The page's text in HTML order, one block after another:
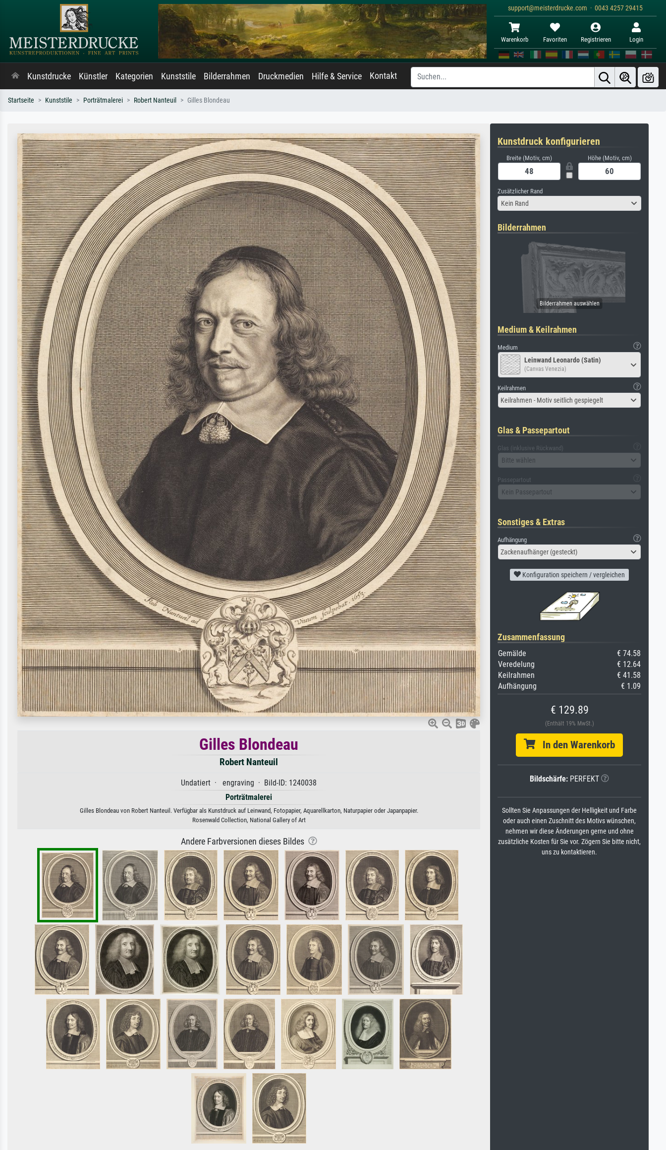
support@meisterdrucke.com · 0043 4257 29415
Warenkorb Favoriten Registrieren Login
Kunstdrucke Künstler Kategorien Kunststile Bilderrahmen Druckmedien Hilfe & Service Kontakt
Startseite Kunststile Porträtmalerei Robert Nanteuil Gilles Blondeau
Gilles Blondeau
Robert Nanteuil
Undatiert · engraving · Bild-ID: 1240038
Porträtmalerei
Gilles Blondeau von Robert Nanteuil. Verfügbar als Kunstdruck auf Leinwand, Fotopapier, Aquarellkarton, Naturpapier oder Japanpapier.
Rosenwald Collection, National Gallery of Art
Andere Farbversionen dieses Bildes
Kunstdruck konfigurieren
Breite (Motiv, cm) Höhe (Motiv, cm)
Zusätzlicher Rand
Kein Rand
Bilderrahmen
Medium & Keilrahmen
Medium
Leinwand Leonardo (Satin)
(Canvas Venezia)
Keilrahmen
Keilrahmen - Motiv seitlich gespiegelt
Glas & Passepartout
Glas (inklusive Rückwand)
Bitte wählen
Passepartout
Kein Passepartout
Sonstiges & Extras
Aufhängung
Zackenaufhänger (gesteckt)
Konfiguration speichern / vergleichen
Zusammenfassung
Gemälde
€ 74.58
Veredelung
€ 12.64
Keilrahmen
€ 41.58
Aufhängung
€ 1.09
€ 129.89
(Enthält 19% MwSt.)
In den Warenkorb
Bildschärfe: PERFEKT
Sollten Sie Anpassungen der Helligkeit und Farbe
oder auch einen Zuschnitt des Motivs wünschen,
nehmen wir diese Änderungen gerne und ohne
zusätzliche Kosten für Sie vor. Zögern Sie bitte nicht,
uns zu kontaktieren.